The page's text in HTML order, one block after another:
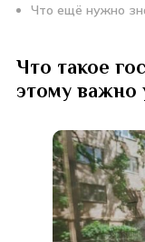
Что ещё нужно
Что такое
этому важно